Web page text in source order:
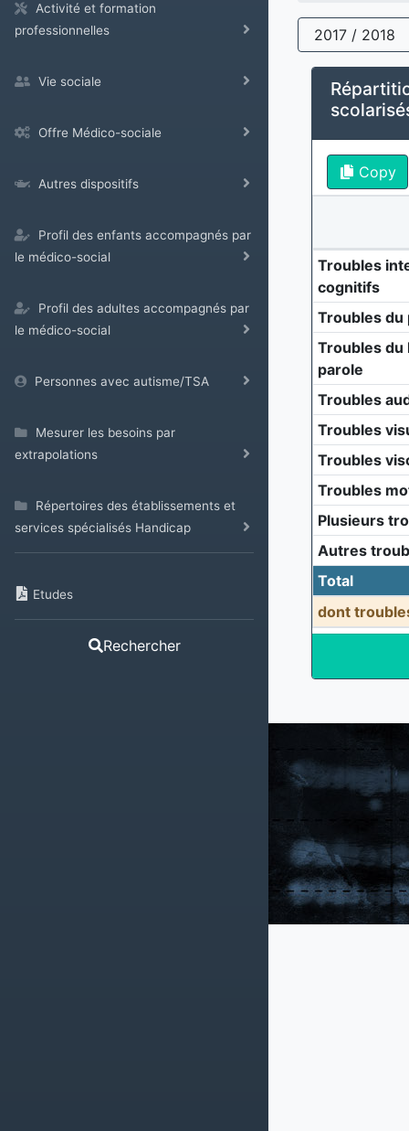
Activité et formation
professionnelles
Vie sociale
Offre Médico-sociale
Autres dispositifs
Profil des enfants accompagnés par
le médico-social
Profil des adultes accompagnés par
le médico-social
Personnes avec autisme/TSA
Mesurer les besoins par
extrapolations
Répertoires des établissements et
services spécialisés Handicap
Etudes
Rechercher
2017 / 2018
Copy
Troubles
cognitifs
Troubles du
Troubles du
parole
Troubles
Troubles
Troubles
Troubles
Plusieurs
Autres
Total
dont